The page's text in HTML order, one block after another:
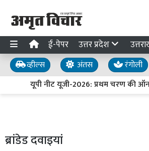
ई-पेपर उत्तर प्रदेश
व्हील्स अंतस रंगोली
यूपी नीट यूजी-2026: प्रथम चरण की
ब्रांडेड दवाइयां